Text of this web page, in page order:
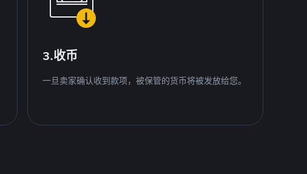
3.收币
一旦卖家确认收到款项，被保管的货币将被发放给您。